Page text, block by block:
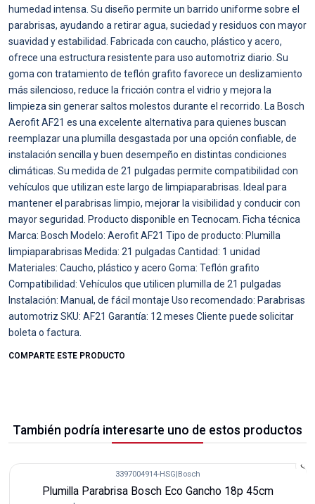
humedad intensa. Su diseño permite un barrido uniforme sobre el
parabrisas, ayudando a retirar agua, suciedad y residuos con mayor
suavidad y estabilidad. Fabricada con caucho, plástico y acero,
ofrece una estructura resistente para uso automotriz diario. Su
goma con tratamiento de teflón grafito favorece un deslizamiento
más silencioso, reduce la fricción contra el vidrio y mejora la
limpieza sin generar saltos molestos durante el recorrido. La Bosch
Aerofit AF21 es una excelente alternativa para quienes buscan
reemplazar una plumilla desgastada por una opción confiable, de
instalación sencilla y buen desempeño en distintas condiciones
climáticas. Su medida de 21 pulgadas permite compatibilidad con
vehículos que utilizan este largo de limpiaparabrisas. Ideal para
mantener el parabrisas limpio, mejorar la visibilidad y conducir con
mayor seguridad. Producto disponible en Tecnocam. Ficha técnica
Marca: Bosch Modelo: Aerofit AF21 Tipo de producto: Plumilla
limpiaparabrisas Medida: 21 pulgadas Cantidad: 1 unidad
Materiales: Caucho, plástico y acero Goma: Teflón grafito
Compatibilidad: Vehículos que utilicen plumilla de 21 pulgadas
Instalación: Manual, de fácil montaje Uso recomendado: Parabrisas
automotriz SKU: AF21 Garantía: 12 meses Cliente puede solicitar
boleta o factura.
COMPARTE ESTE PRODUCTO
También podría interesarte uno de estos productos
3397004914-HSG Bosch
Plumilla Parabrisa Bosch Eco Gancho 18p 45cm